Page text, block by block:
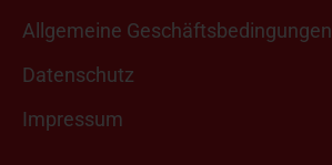
Allgemeine Geschäftsbedingungen
Datenschutz
Impressum